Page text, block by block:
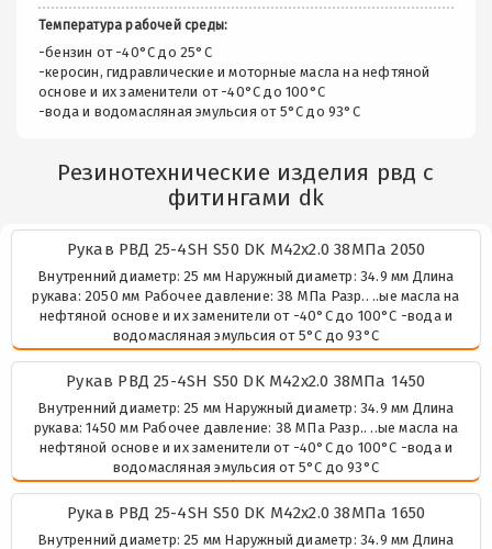
Температура рабочей среды:
-бензин от -40°C до 25°C
-керосин, гидравлические и моторные масла на нефтяной
основе и их заменители от -40°C до 100°C
-вода и водомасляная эмульсия от 5°C до 93°C
Резинотехнические изделия рвд с
фитингами dk
Рукав РВД 25-4SH S50 DK М42х2.0 38МПа 2050
Внутренний диаметр: 25 мм Наружный диаметр: 34.9 мм Длина
рукава: 2050 мм Рабочее давление: 38 МПа Разр.. ..ые масла на
нефтяной основе и их заменители от -40°C до 100°C -вода и
водомасляная эмульсия от 5°C до 93°C
Рукав РВД 25-4SH S50 DK М42х2.0 38МПа 1450
Внутренний диаметр: 25 мм Наружный диаметр: 34.9 мм Длина
рукава: 1450 мм Рабочее давление: 38 МПа Разр.. ..ые масла на
нефтяной основе и их заменители от -40°C до 100°C -вода и
водомасляная эмульсия от 5°C до 93°C
Рукав РВД 25-4SH S50 DK М42х2.0 38МПа 1650
Внутренний диаметр: 25 мм Наружный диаметр: 34.9 мм Длина